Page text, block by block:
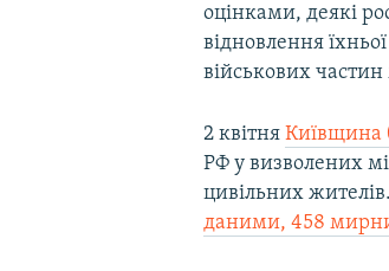
оцінками, деякі
відновлення
військових частин
2 квітняКиївщина
РФ у визволених
цивільних
даними, 458